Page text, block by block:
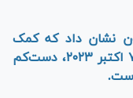
نشان داد که کمک
نظامی آمریکا به رژیم صهیونیستی از ۷ اکتبر ۲۰۲۳، دست‌کم